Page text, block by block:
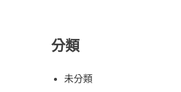
分類
未分類